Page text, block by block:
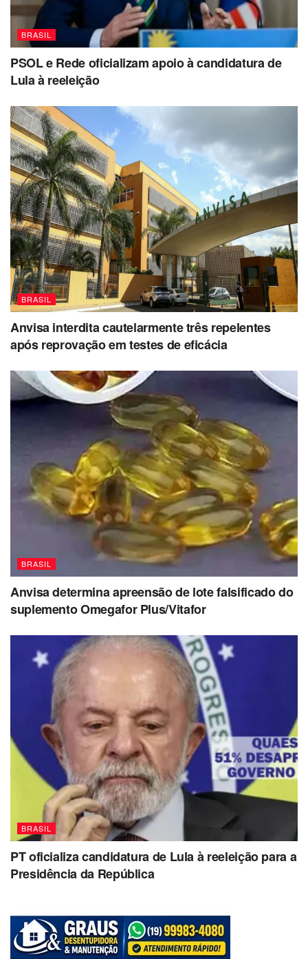
BRASIL
PSOL e Rede oficializam apoio à candidatura de
Lula à reeleição
BRASIL
Anvisa interdita cautelarmente três repelentes
após reprovação em testes de eficácia
BRASIL
Anvisa determina apreensão de lote falsificado do
suplemento Omegafor Plus/Vitafor
BRASIL
PT oficializa candidatura de Lula à reeleição para a
Presidência da República